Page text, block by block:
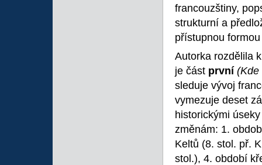
francouzštiny,
strukturní a
přístupnou
Autorka rozdělila
je část první (Kde
sleduje vývoj
vymezuje deset
historickými
změnám: 1.
Keltů (8. stol. př.
stol.), 4. období